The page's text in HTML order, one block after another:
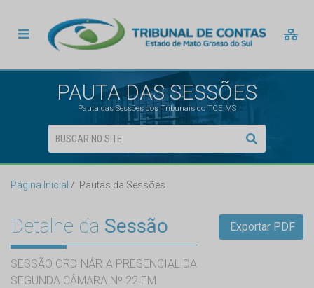
PAUTA DAS SESSÕES
Pauta das Sessões dos Tribunais do TCE MS
Página Inicial Pautas da Sessões
Detalhe da Sessão
SESSÃO ORDINÁRIA PRESENCIAL DA
SEGUNDA CÂMARA Nº 22 EM
Exportar PDF